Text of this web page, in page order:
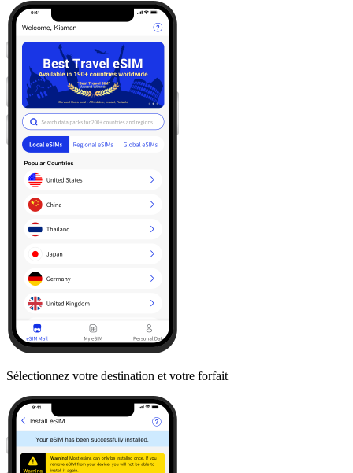
Sélectionnez votre destination et votre forfait